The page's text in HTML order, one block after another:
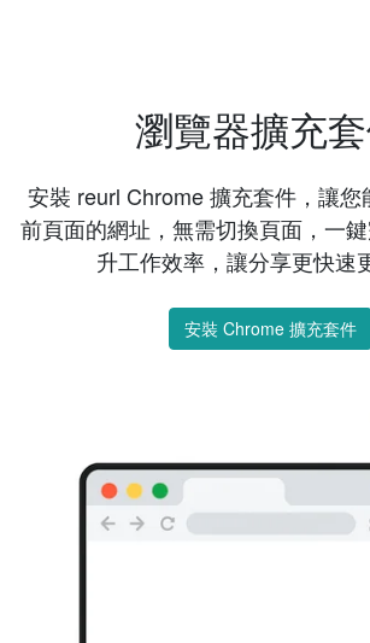
瀏覽器擴充
安裝 reurl Chrome 擴充套件，讓您
前頁面的網址，無需切換頁面，一
升工作效率，讓分享更快速
安裝 Chrome 擴充套件